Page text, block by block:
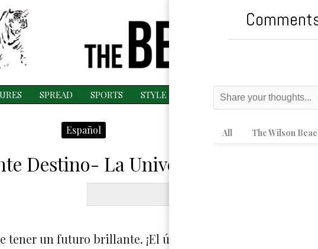
SPREAD SPORTS STYLE ESPAÑOL MAGAZINE
Español
Destino- La Universidad
un futuro brillante. ¡El único problema es aplicar y
All The Wilson